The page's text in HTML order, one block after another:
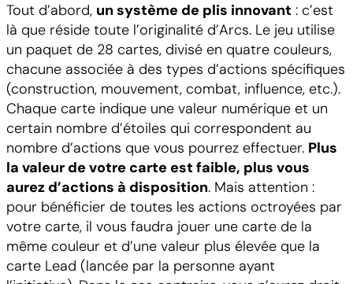
Tout d’abord, un système de plis innovant : c’est
là que réside toute l’originalité d’Arcs. Le jeu utilise
un paquet de 28 cartes, divisé en quatre couleurs,
chacune associée à des types d’actions spécifiques
(construction, mouvement, combat, influence, etc.).
Chaque carte indique une valeur numérique et un
certain nombre d’étoiles qui correspondent au
nombre d’actions que vous pourrez effectuer. Plus
la valeur de votre carte est faible, plus vous
aurez d’actions à disposition. Mais attention :
pour bénéficier de toutes les actions octroyées par
votre carte, il vous faudra jouer une carte de la
même couleur et d’une valeur plus élevée que la
carte Lead (lancée par la personne ayant